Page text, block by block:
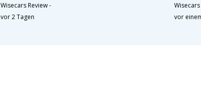
Wisecars Review-
vor 2 Tagen
vor